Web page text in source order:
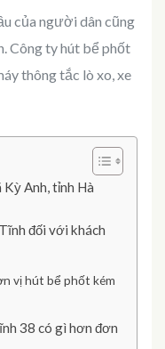
của người dân cũng
Công ty hút bể phốt
thông tắc lò xo, xe
Anh, tỉnh Hà
đối với khách
vị hút bể phốt kém
38 có gì hơn đơn